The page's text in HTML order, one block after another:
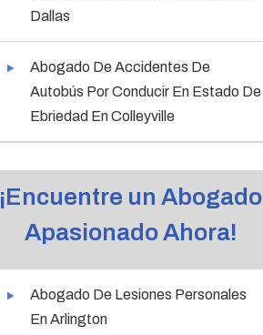
Dallas
Abogado De Accidentes De
Autobús Por Conducir En Estado De
Ebriedad En Colleyville
¡Encuentre un Abogado
Apasionado Ahora!
Abogado De Lesiones Personales
En Arlington